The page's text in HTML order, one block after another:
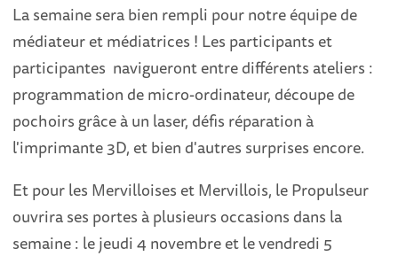
La semaine sera bien rempli pour notre équipe de
médiateur et médiatrices ! Les participants et
participantes navigueront entre différents ateliers :
programmation de micro-ordinateur, découpe de
pochoirs grâce à un laser, défis réparation à
l'imprimante 3D, et bien d'autres surprises encore.
Et pour les Mervilloises et Mervillois, le Propulseur
ouvrira ses portes à plusieurs occasions dans la
semaine : le jeudi 4 novembre et le vendredi 5